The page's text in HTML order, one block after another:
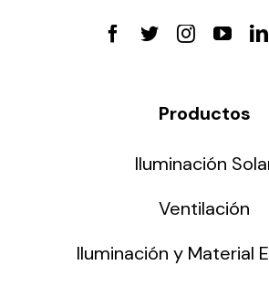
Productos
Iluminación
Ventilación
Iluminación y Material